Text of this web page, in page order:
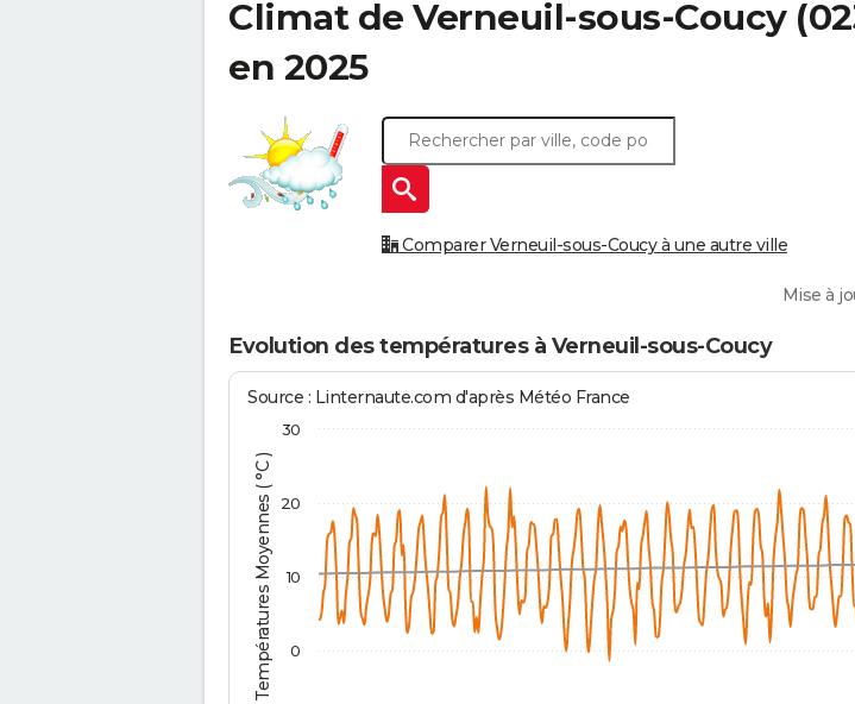
Climat de Verneuil-sous-Coucy
en 2025
Comparer Verneuil-sous-Coucy à une autre ville
Mise à
Evolution des températures à Verneuil-sous-Coucy
Températures Moyennes ( °C )
Source : Linternaute.com d'après Météo France
0
10
20
30